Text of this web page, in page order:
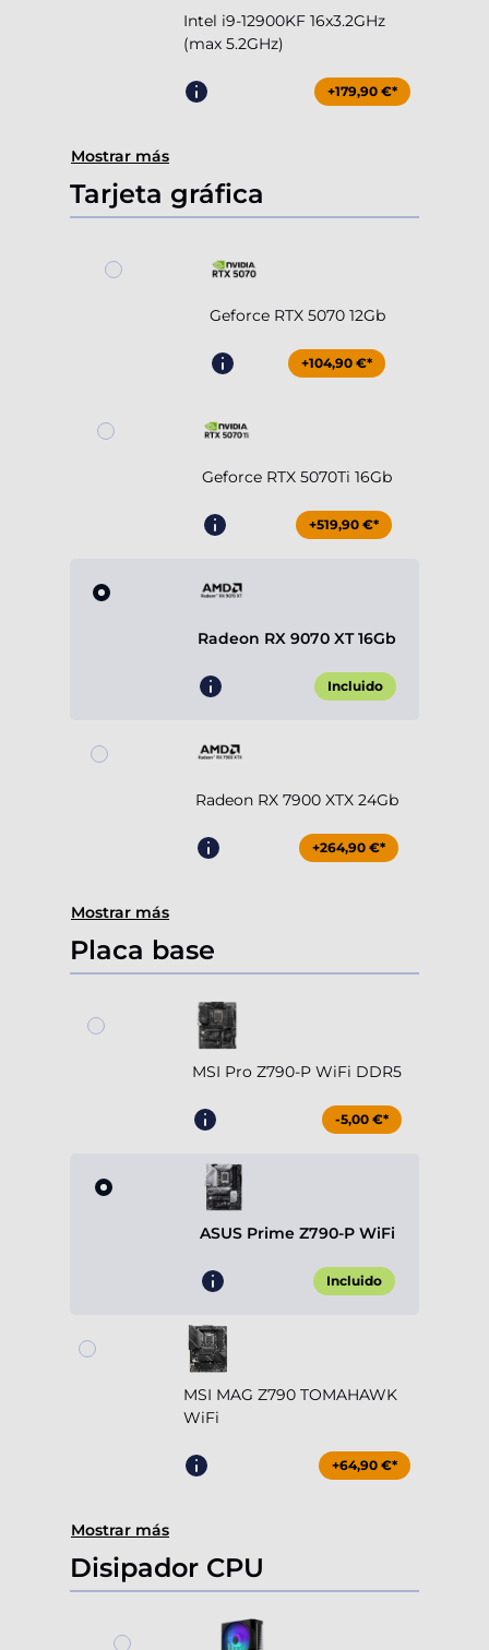
Intel i9-12900KF 16x3.2GHz
(max 5.2GHz)
+179,90 €*
Mostrar más
Tarjeta gráfica
Geforce RTX 5070 12Gb
+104,90 €*
Geforce RTX 5070Ti 16Gb
+519,90 €*
Radeon RX 9070 XT 16Gb
Incluido
Radeon RX 7900 XTX 24Gb
+264,90 €*
Mostrar más
Placa base
MSI Pro Z790-P WiFi DDR5
-5,00 €*
ASUS Prime Z790-P WiFi
Incluido
MSI MAG Z790 TOMAHAWK
WiFi
+64,90 €*
Mostrar más
Disipador CPU